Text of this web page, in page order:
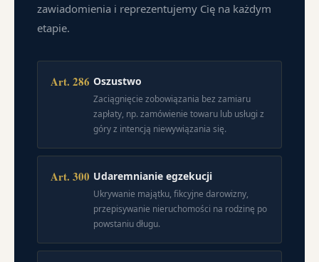
zawiadomienia i reprezentujemy Cię na każdym
etapie.
Art. 286 Oszustwo
Zaciągnięcie zobowiązania bez zamiaru
zapłaty, np. zamówienie towaru lub usługi z
góry z intencją niewywiązania się.
Art. 300 Udaremnianie egzekucji
Ukrywanie majątku, fikcyjne darowizny,
przepisywanie nieruchomości na rodzinę po
powstaniu długu.